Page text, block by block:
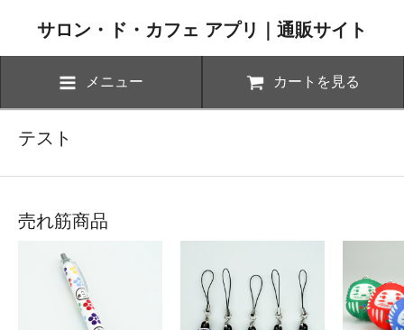
サロン・ド・カフェ アプリ｜通販サイト
メニュー カートを見る
テスト
売れ筋商品